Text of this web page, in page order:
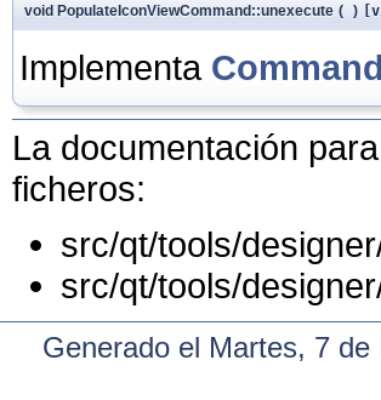
void PopulateIconViewCommand::unexecute ( )
Implementa Command
La documentación
ficheros:
src/qt/tools/
src/qt/tools/
Generado el Martes, 7